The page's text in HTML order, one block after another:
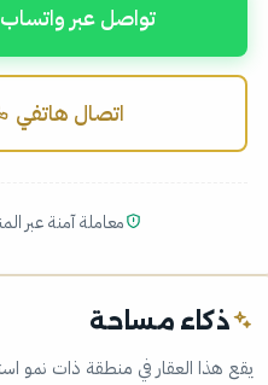
تواصل عبر
اتصال هاتفي
معاملة آمنة عبر
ذكاء مساحة
يقع هذا العقار في منطقة ذات نمو